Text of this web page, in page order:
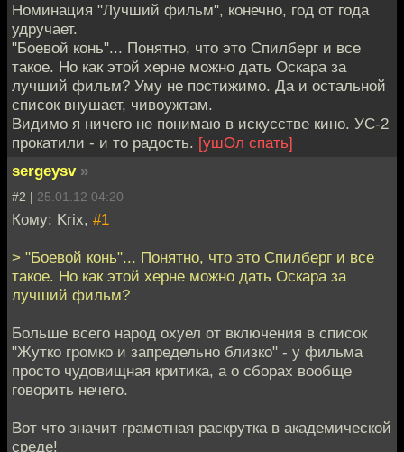
Номинация "Лучший фильм", конечно, год от года
удручает.
"Боевой конь"... Понятно, что это Спилберг и все
такое. Но как этой херне можно дать Оскара за
лучший фильм? Уму не постижимо. Да и остальной
список внушает, чивоужтам.
Видимо я ничего не понимаю в искусстве кино. УС-2
прокатили - и то радость. [ушОл спать]
sergeysv »
#2 | 25.01.12 04:20
Кому: Krix, #1
> "Боевой конь"... Понятно, что это Спилберг и все
такое. Но как этой херне можно дать Оскара за
лучший фильм?
Больше всего народ охуел от включения в список
"Жутко громко и запредельно близко" - у фильма
просто чудовищная критика, а о сборах вообще
говорить нечего.
Вот что значит грамотная раскрутка в академической
среде!